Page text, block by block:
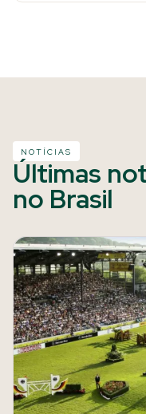
NOTÍCIAS
Últimas
no Brasil